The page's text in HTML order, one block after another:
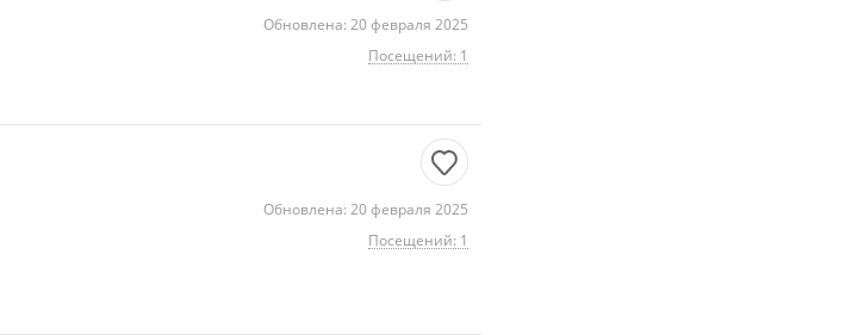
Обновлена: 20 февраля 2025
Посещений: 1
Обновлена: 20 февраля 2025
Посещений: 1